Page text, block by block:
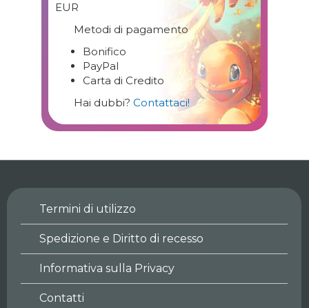
EUR
Metodi di pagamento
Bonifico
PayPal
Carta di Credito
Hai dubbi? Contattaci!
Termini di utilizzo
Spedizione e Diritto di recesso
Informativa sulla Privacy
Contatti